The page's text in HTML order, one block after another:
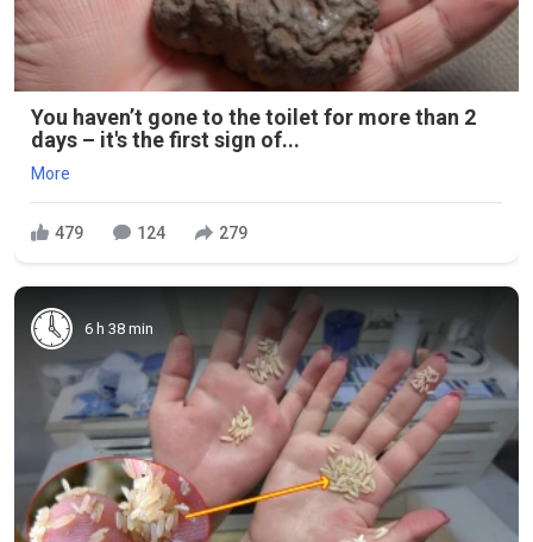
You haven’t gone to the toilet for more than 2
days – it's the first sign of...
More
479 124 279
6 h 38 min